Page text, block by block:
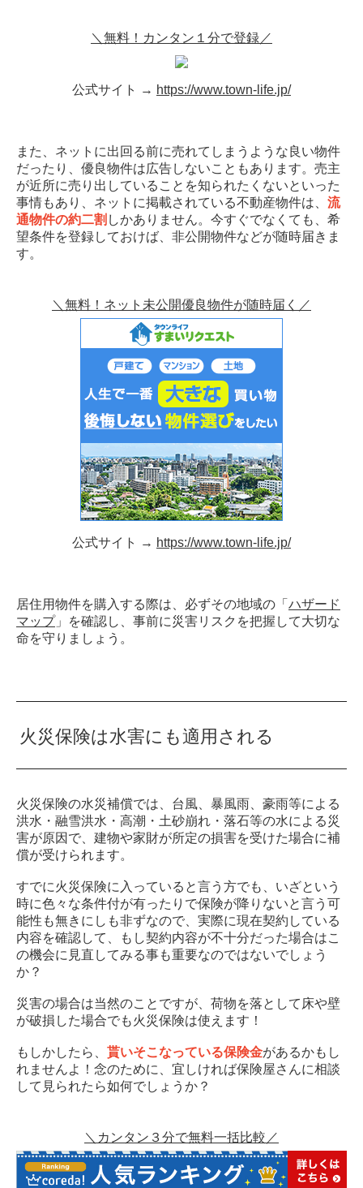
＼無料！カンタン１分で登録／
公式サイト → https://www.town-life.jp/
また、ネットに出回る前に売れてしまうような良い物件
だったり、優良物件は広告しないこともあります。売主
が近所に売り出していることを知られたくないといった
事情もあり、ネットに掲載されている不動産物件は、 流
通物件の約二割 しかありません。今すぐでなくても、希
望条件を登録しておけば、非公開物件などが随時届きま
す。
＼無料！ネット未公開優良物件が随時届く／
公式サイト → https://www.town-life.jp/
居住用物件を購入する際は、必ずその地域の「 ハザード
マップ」を確認し、事前に災害リスクを把握して大切な
命を守りましょう。
火災保険は水害にも適用される
火災保険の水災補償では、台風、暴風雨、豪雨等による
洪水・融雪洪水・高潮・土砂崩れ・落石等の水による災
害が原因で、建物や家財が所定の損害を受けた場合に補
償が受けられます。
すでに火災保険に入っていると言う方でも、いざという
時に色々な条件付が有ったりで保険が降りないと言う可
能性も無きにしも非ずなので、実際に現在契約している
内容を確認して、もし契約内容が不十分だった場合はこ
の機会に見直してみる事も重要なのではないでしょう
か？
災害の場合は当然のことですが、荷物を落として床や壁
が破損した場合でも火災保険は使えます！
もしかしたら、 貰いそこなっている保険金があるかもし
れませんよ！念のために、宜しければ保険屋さんに相談
して見られたら如何でしょうか？
＼カンタン３分で無料一括比較／